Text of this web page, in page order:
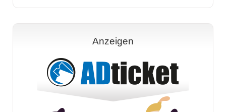
Anzeigen